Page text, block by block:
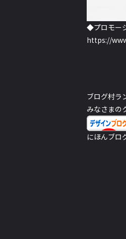
◆プロモー
https://
ブログ村ラ
みなさまの
にほんブロ